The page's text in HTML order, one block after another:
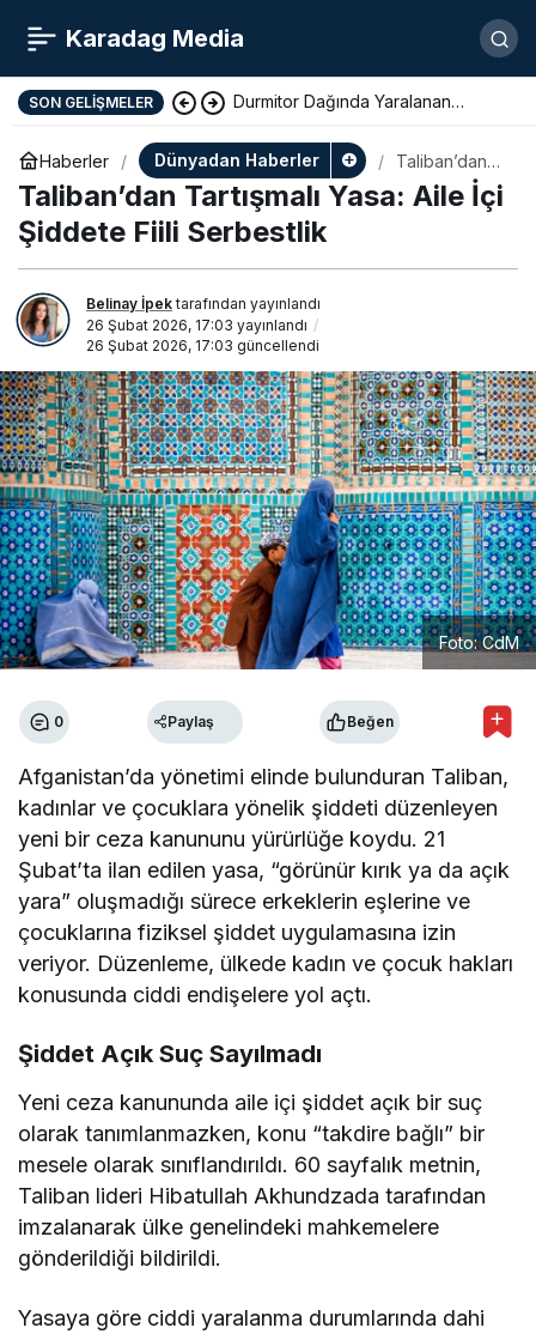
Karadag Media
SON GELIŞMELER Durmitor Dağında Yaralanan
Yunan Turist Başarıyla Kurtarıldı
Haberler Dünyadan Haberler
Taliban’dan
Tartışmalı
Yasa: Aile İçi
Taliban’dan Tartışmalı Yasa: Aile İçi
Şiddete Fiili Serbestlik
Belinay İpektarafından yayınlandı
26 Şubat 2026, 17:03 yayınlandı
26 Şubat 2026, 17:03 güncellendi
Foto: CdM
0 Paylaş Beğen
Afganistan’da yönetimi elinde bulunduran Taliban,
kadınlar ve çocuklara yönelik şiddeti düzenleyen
yeni bir ceza kanununu yürürlüğe koydu. 21
Şubat’ta ilan edilen yasa, “görünür kırık ya da açık
yara” oluşmadığı sürece erkeklerin eşlerine ve
çocuklarına fiziksel şiddet uygulamasına izin
veriyor. Düzenleme, ülkede kadın ve çocuk hakları
konusunda ciddi endişelere yol açtı.
Şiddet Açık Suç Sayılmadı
Yeni ceza kanununda aile içi şiddet açık bir suç
olarak tanımlanmazken, konu “takdire bağlı” bir
mesele olarak sınıflandırıldı. 60 sayfalık metnin,
Taliban lideri Hibatullah Akhundzada tarafından
imzalanarak ülke genelindeki mahkemelere
gönderildiği bildirildi.
Yasaya göre ciddi yaralanma durumlarında dahi